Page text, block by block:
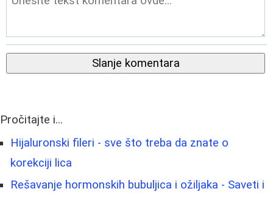
Slanje komentara
Pročitajte i...
Hijaluronski fileri - sve što treba da znate o
korekciji lica
Rešavanje hormonskih bubuljica i ožiljaka - Saveti i